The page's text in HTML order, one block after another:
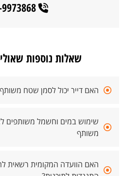
077-9973868
שאלות נוספות שאולי
האם דייר יכול לסמן שטח
שימוש במים וחשמל משותפים
משותף
האם הוועדה המקומית רשאית